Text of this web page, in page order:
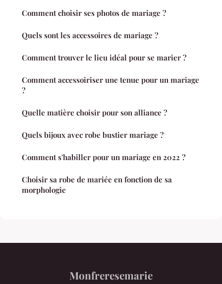
Comment choisir ses photos de mariage ?
Quels sont les accessoires de mariage ?
Comment trouver le lieu idéal pour se marier ?
Comment accessoiriser une tenue pour un mariage
?
Quelle matière choisir pour son alliance ?
Quels bijoux avec robe bustier mariage ?
Comment s'habiller pour un mariage en 2022 ?
Choisir sa robe de mariée en fonction de sa
morphologie
Monfreresemarie